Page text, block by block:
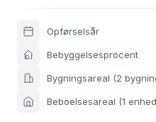
Opførselsår
Bebyggelsesprocent
Bygningsareal (2
Beboelsesareal (1